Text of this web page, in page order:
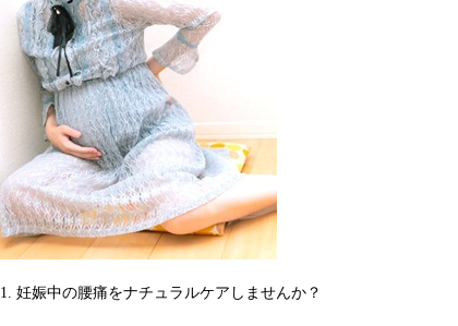
1. 妊娠中の腰痛をナチュラルケアしませんか？